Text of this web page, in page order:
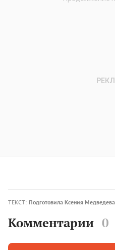
ТЕКСТ: Подготовила Ксения Медведева
Комментарии 0